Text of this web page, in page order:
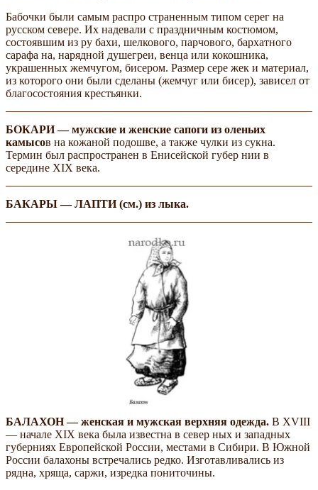
Бабочки были самым распро­ страненным типом серег на
русском севере. Их надевали с праздничным костюмом,
состоявшим из ру­ бахи, шелкового, парчового, бархатного
сарафа­ на, нарядной душегреи, венца или кокошника,
украшенных жемчугом, бисером. Размер сере­ жек и материал,
из которого они были сделаны (жемчуг или бисер), зависел от
благосостояния крестьянки.
БОКАРИ — мужские и женские сапоги из оленьих
камысов на кожаной подошве, а также чулки из сукна.
Термин был распространен в Енисейской губер­ нии в
середине XIX века.
БАКАРЫ — ЛАПТИ (см.) из лыка.
БАЛАХОН — женская и мужская верхняя одежда. В XVIII
— начале XIX века была известна в север­ ных и западных
губерниях Европейской России, местами в Сибири. В Южной
России балахоны встречались редко. Изготавливались из
рядна, хряща, саржи, изредка пониточины.